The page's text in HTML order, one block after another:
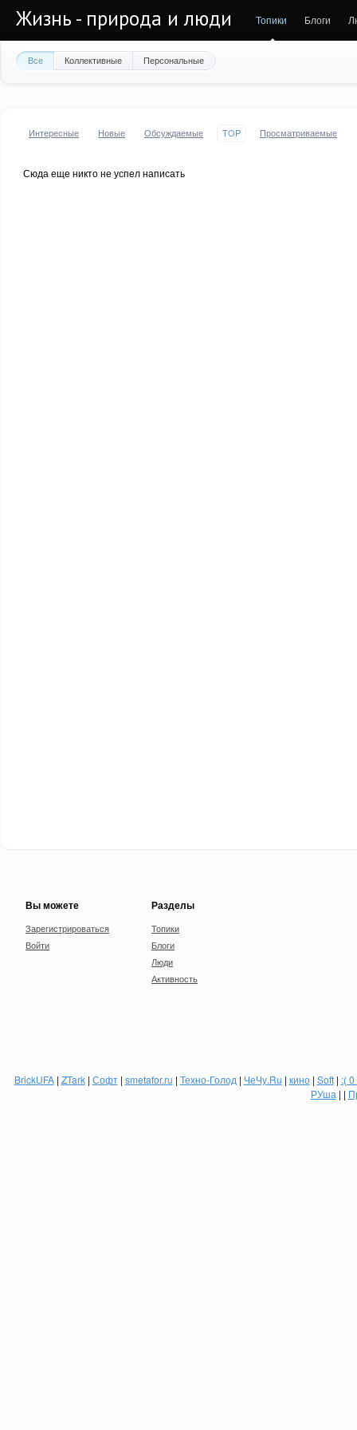
Жизнь - природа и люди Топики Блоги
Все Коллективные Персональные
Интересные Новые Обсуждаемые TOP Просматриваемые
Сюда еще никто не успел написать
Вы можете
Зарегистрироваться
Войти
Разделы
Топики
Блоги
Люди
Активность
BrickUFA| ZTark| Софт| smetafor.ru | Техно-Голод | ЧеЧу.Ru | кино| Soft| :(
РУша | |